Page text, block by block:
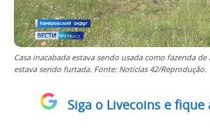
Casa inacabada estava sendo usada como fazenda
estava sendo furtada. Fonte: Notícias 42/Reprodução.
Siga o Livecoins e fique